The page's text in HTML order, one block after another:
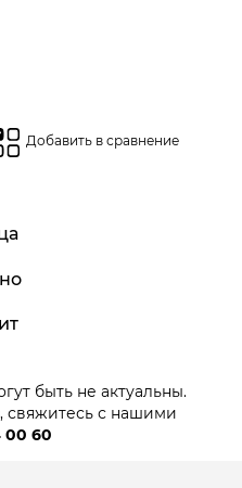
Добавить в сравнение
быть не актуальны.
свяжитесь с нашими
00 60